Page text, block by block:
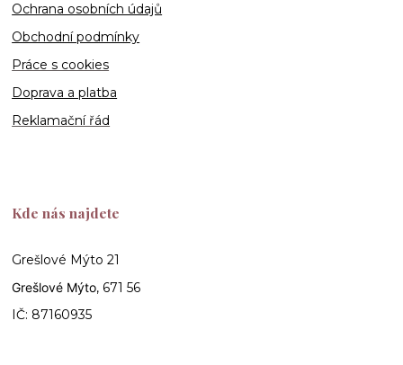
Ochrana osobních údajů
Obchodní podmínky
Práce s cookies
Doprava a platba
Reklamační řád
Kde nás najdete
Grešlové Mýto 21
Grešlové Mýto, 671 56
IČ: 87160935